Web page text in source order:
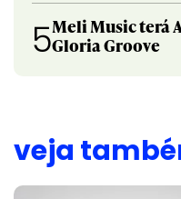
5Meli Music terá
Gloria Groove
veja